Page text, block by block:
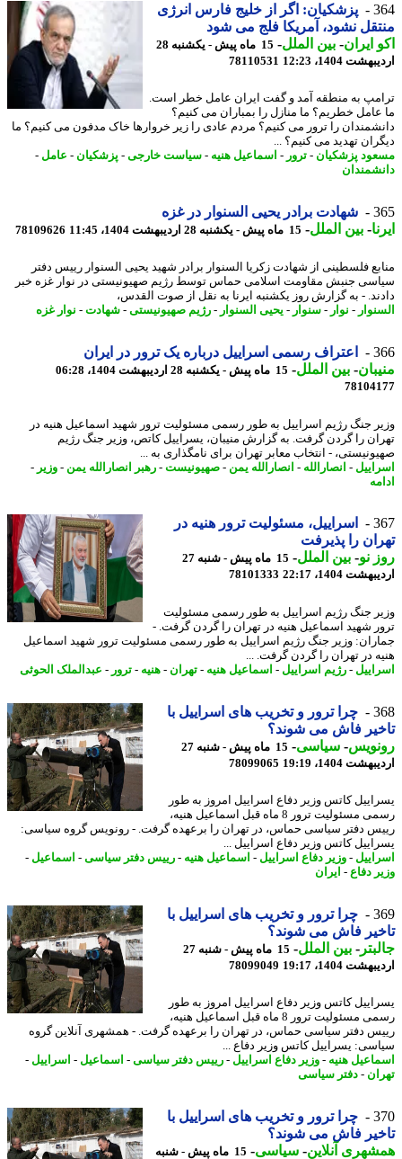
پزشکیان: اگر از خلیج فارس انرژی
نشود، آمریکا فلج می شود
ایران- بین الملل-
15 ماه پیش - یکشنبه 28
1404، 12:23
78110531
به منطقه آمد و گفت ایران عامل خطر است.
خطریم؟ ما منازل را بمباران می کنیم؟
را ترور می کنیم؟ مردم عادی را زیر خروارها خاک مدفون می کنیم؟ ما
تهدید می کنیم؟ ...
پزشکیان-ترور - اسماعیل هنیه -سیاست خارجی-پزشکیان-عامل-
شهادت برادر یحیی السنوار در غزه
-بین الملل-15 ماه پیش - یکشنبه 28 اردیبهشت 1404، 11:45 78109626
فلسطینی از شهادت زکریا السنوار برادر شهید یحیی السنوار رییس دفتر
جنبش مقاومت اسلامی حماس توسط رژیم صهیونیستی در نوار غزه خبر
- به گزارش روز یکشنبه ایرنا به نقل از صوت القدس،
-نوار -سنوار-یحیی السنوار-رژیم صهیونیستی-شهادت-نوار غزه
اعتراف رسمی اسراییل درباره یک ترور در ایران
-بین الملل-15 ماه پیش - یکشنبه 28 اردیبهشت 1404، 06:28
جنگ رژیم اسراییل به طور رسمی مسئولیت ترور شهید اسماعیل هنیه در
را گردن گرفت. به گزارش منیبان، یسراییل کاتص، وزیر جنگ رژیم
- انتخاب معابر تهران برای نامگذاری به ...
-انصارالله-انصارالله یمن -صهیونیست-رهبر انصارالله یمن -وزیر -
اسراییل، مسئولیت ترور هنیه در
را پذیرفت
نو- بین الملل-
15 ماه پیش - شنبه 27
1404، 22:17
78101333
جنگ رژیم اسراییل به طور رسمی مسئولیت
شهید اسماعیل هنیه در تهران را گردن گرفت. -
وزیر جنگ رژیم اسراییل به طور رسمی مسئولیت ترور شهید اسماعیل
در تهران را گردن گرفت. ...
-رژیم اسراییل -اسماعیل هنیه -تهران- هنیه -ترور - عبدالملک الحوثی
چرا ترور و تخریب های اسراییل با
فاش می شوند؟
-سیاسی-
15 ماه پیش - شنبه 27
1404، 19:19
78099065
کاتس وزیر دفاع اسراییل امروز به طور
رسمی مسئولیت ترور 8 ماه قبل اسماعیل هنیه،
دفتر سیاسی حماس، در تهران را برعهده گرفت. - رونویس گروه سیاسی:
کاتس وزیر دفاع اسراییل ...
-وزیر دفاع اسراییل -اسماعیل هنیه -رییس دفتر سیاسی-اسماعیل-
دفاع -ایران
چرا ترور و تخریب های اسراییل با
فاش می شوند؟
-بین الملل-
15 ماه پیش - شنبه 27
1404، 19:17
78099049
کاتس وزیر دفاع اسراییل امروز به طور
رسمی مسئولیت ترور 8 ماه قبل اسماعیل هنیه،
دفتر سیاسی حماس، در تهران را برعهده گرفت. - همشهری آنلاین گروه
یسراییل کاتس وزیر دفاع ...
هنیه -وزیر دفاع اسراییل -رییس دفتر سیاسی-اسماعیل-اسراییل
- دفتر سیاسی
چرا ترور و تخریب های اسراییل با
فاش می شوند؟
آنلاین-سیاسی-
15 ماه پیش - شنبه